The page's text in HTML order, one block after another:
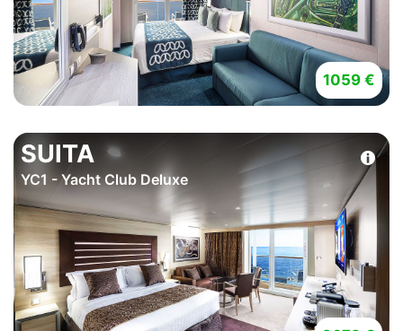
1059 €
SUITA
YC1 - Yacht Club Deluxe